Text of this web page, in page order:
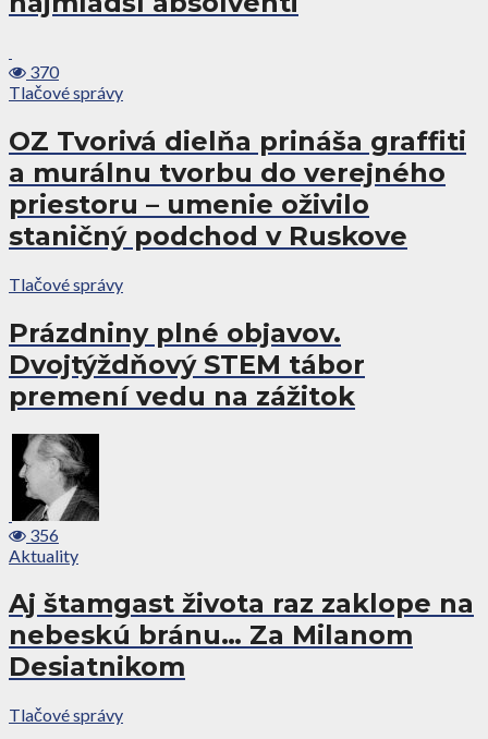
370
Tlačové správy
OZ Tvorivá dielňa prináša graffiti
a murálnu tvorbu do verejného
priestoru – umenie oživilo
staničný podchod v Ruskove
Tlačové správy
Prázdniny plné objavov.
Dvojtýždňový STEM tábor
premení vedu na zážitok
356
Aktuality
Aj štamgast života raz zaklope na
nebeskú bránu… Za Milanom
Desiatnikom
Tlačové správy